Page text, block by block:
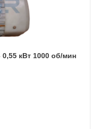
кВт 1000 об/мин